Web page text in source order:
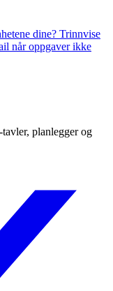
dine? Trinnvise
når oppgaver ikke
planlegger og